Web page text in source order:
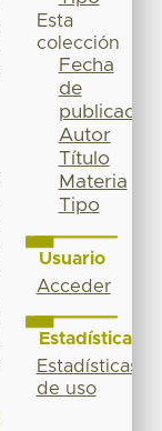
Esta
colección
Fecha
de
publicación
Autor
Título
Materia
Tipo
Usuario
Acceder
Estadísticas
Estadísticas
de uso